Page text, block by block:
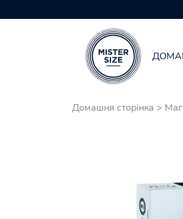
Домашня сторінка >